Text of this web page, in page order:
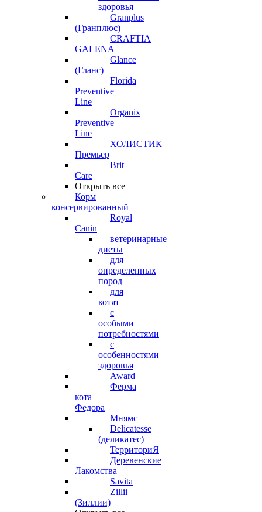
здоровья
Granplus
(Гранплюс)
CRAFTIA
GALENA
Glance
(Гланс)
Florida
Preventive
Line
Organix
Preventive
Line
ХОЛИСТИК
Премьер
Brit
Care
Открыть все
Корм
консервированный
Royal
Canin
ветеринарные
диеты
для
определенных
пород
для
котят
с
особыми
потребностями
с
особенностями
здоровья
Award
Ферма
кота
Федора
Мнямс
Delicatesse
(деликатес)
ТерриториЯ
Деревенские
Лакомства
Savita
Zillii
(Зиллии)